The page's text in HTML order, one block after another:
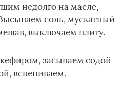
недолго на масле,
соль, мускатный
выключаем плиту.
засыпаем содой
вспениваем.